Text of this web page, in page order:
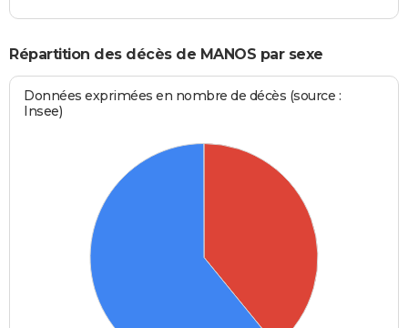
Répartition des décès de MANOS par sexe
Données exprimées en nombre de décès (source :
Insee)